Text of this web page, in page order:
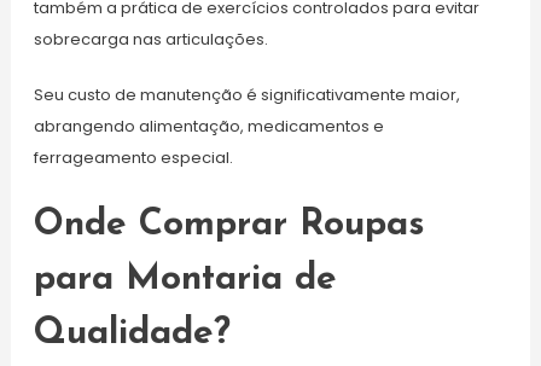
também a prática de exercícios controlados para evitar
sobrecarga nas articulações.
Seu custo de manutenção é significativamente maior,
abrangendo alimentação, medicamentos e
ferrageamento especial.
Onde Comprar Roupas
para Montaria de
Qualidade?